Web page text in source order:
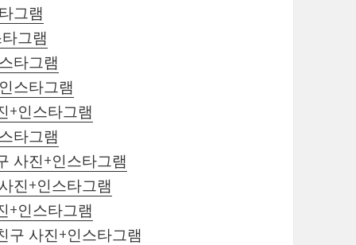
그램
그램
타그램
스타그램
+인스타그램
타그램
사진+인스타그램
진+인스타그램
+인스타그램
구 사진+인스타그램